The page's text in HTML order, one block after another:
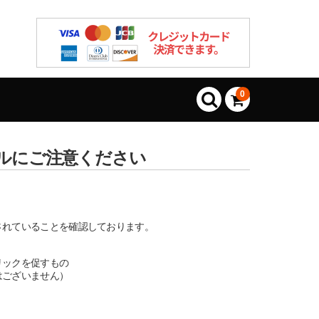
0
にご注意ください
ていることを確認しております。
クを促すもの
ざいません）